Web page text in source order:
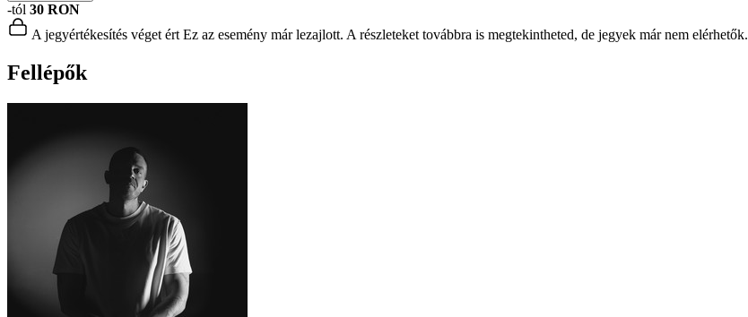
-tól 30 RON
A jegyértékesítés véget ért Ez az esemény már lezajlott. A részleteket továbbra is megtekintheted, de jegyek már nem elérhetők.
Fellépők